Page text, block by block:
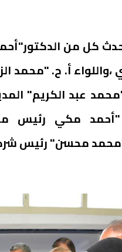
كل من الدكتور"أحمد
،واللواء أ. ح. "محمد
عبد الكريم"
مكي رئيس
محسن" رئيس
خشبية بفناء مقبرة